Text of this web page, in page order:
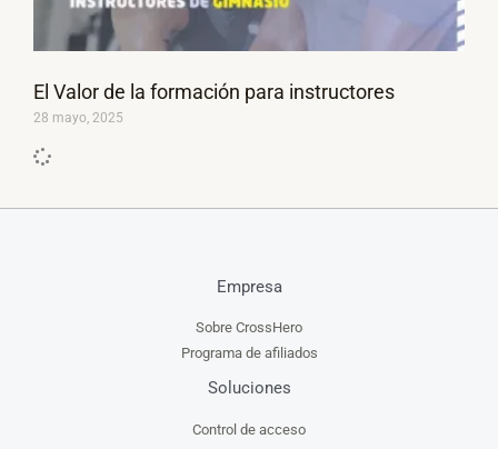
El Valor de la formación para instructores
28 mayo, 2025
Empresa
Sobre CrossHero
Programa de afiliados
Soluciones
Control de acceso